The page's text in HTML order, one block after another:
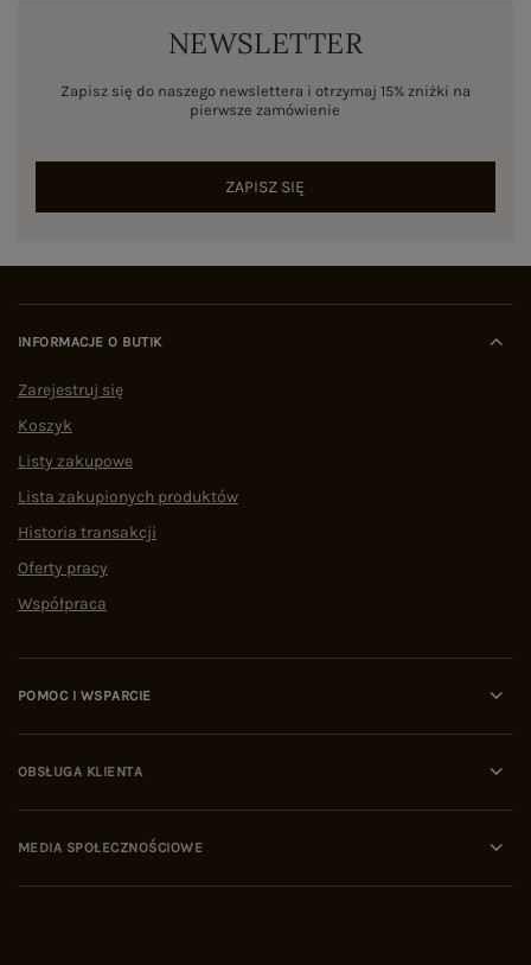
NEWSLETTER
Zapisz się do naszego newslettera i otrzymaj 15% zniżki na
pierwsze zamówienie
ZAPISZ SIĘ
INFORMACJE O BUTIK
Zarejestruj się
Koszyk
Listy zakupowe
Lista zakupionych produktów
Historia transakcji
Oferty pracy
Współpraca
POMOC I WSPARCIE
OBSŁUGA KLIENTA
MEDIA SPOŁECZNOŚCIOWE